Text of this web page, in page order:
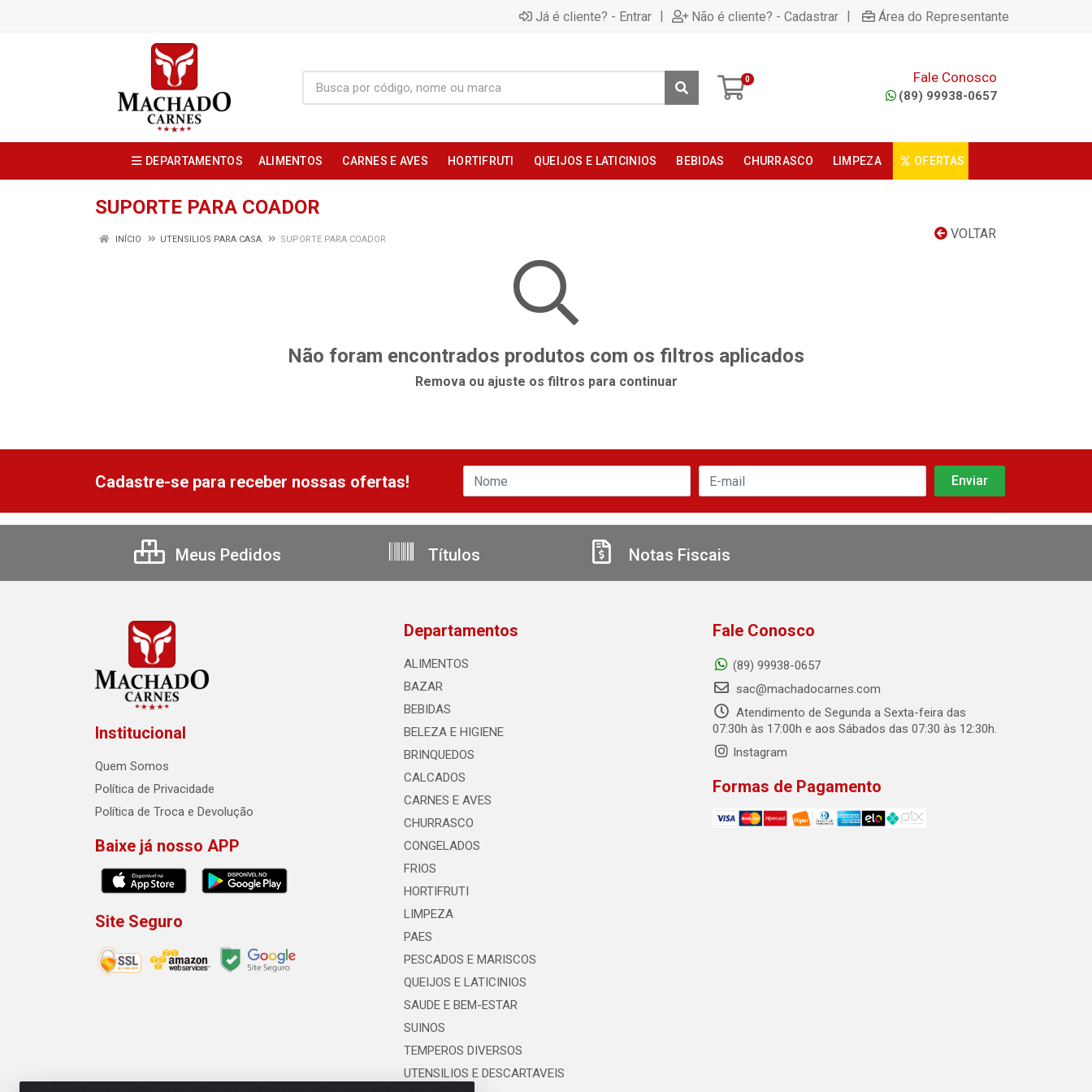
Já é cliente? - Entrar | Não é cliente? - Cadastrar | Área do Representante
0 Fale Conosco
(89) 99938-0657
DEPARTAMENTOS ALIMENTOS CARNES E AVES HORTIFRUTI QUEIJOS E LATICINIOS BEBIDAS CHURRASCO LIMPEZA OFERTAS
SUPORTE PARA COADOR
VOLTAR
INÍCIO UTENSILIOS PARA CASA SUPORTE PARA COADOR
Não foram encontrados produtos com os filtros aplicados
Remova ou ajuste os filtros para continuar
Cadastre-se para receber nossas ofertas!
Meus Pedidos Títulos Notas Fiscais
Institucional
Quem Somos
Política de Privacidade
Política de Troca e Devolução
Baixe já nosso APP
Site Seguro
Departamentos
ALIMENTOS
BAZAR
BEBIDAS
BELEZA E HIGIENE
BRINQUEDOS
CALCADOS
CARNES E AVES
CHURRASCO
CONGELADOS
FRIOS
HORTIFRUTI
LIMPEZA
PAES
PESCADOS E MARISCOS
QUEIJOS E LATICINIOS
SAUDE E BEM-ESTAR
SUINOS
TEMPEROS DIVERSOS
UTENSILIOS E DESCARTAVEIS
Fale Conosco
(89) 99938-0657
sac@machadocarnes.com
Atendimento de Segunda a Sexta-feira das
07:30h às 17:00h e aos Sábados das 07:30 às 12:30h.
Instagram
Formas de Pagamento